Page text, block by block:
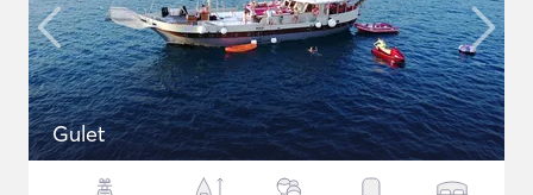
Gulet